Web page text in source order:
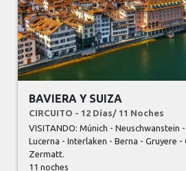
BAVIERA Y SUIZA
CIRCUITO - 12 Días/ 11 Noches
VISITANDO: Múnich - Neuschwanstein
Lucerna - Interlaken - Berna - Gruyere
Zermatt.
11 noches